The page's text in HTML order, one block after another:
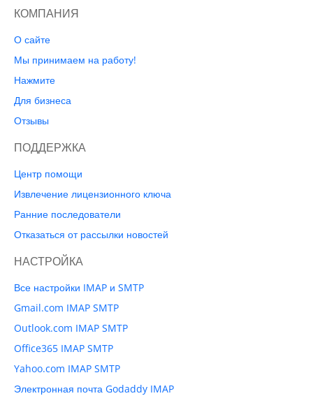
КОМПАНИЯ
О сайте
Мы принимаем на работу!
Нажмите
Для бизнеса
Отзывы
ПОДДЕРЖКА
Центр помощи
Извлечение лицензионного ключа
Ранние последователи
Отказаться от рассылки новостей
НАСТРОЙКА
Все настройки IMAP и SMTP
Gmail.com IMAP SMTP
Outlook.com IMAP SMTP
Office365 IMAP SMTP
Yahoo.com IMAP SMTP
Электронная почта Godaddy IMAP